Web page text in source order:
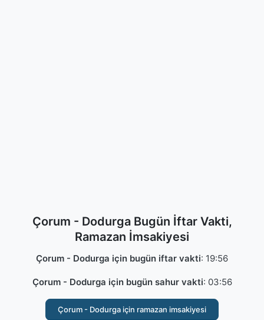
Çorum - Dodurga Bugün İftar Vakti,
Ramazan İmsakiyesi
Çorum - Dodurga için bugün iftar vakti: 19:56
Çorum - Dodurga için bugün sahur vakti: 03:56
Çorum - Dodurga için ramazan imsakiyesi